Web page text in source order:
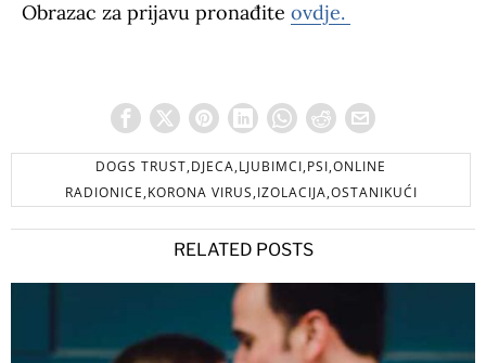
Obrazac za prijavu pronađite ovdje.
DOGS TRUST,DJECA,LJUBIMCI,PSI,ONLINE
RADIONICE,KORONA VIRUS,IZOLACIJA,OSTANIKUĆI
RELATED POSTS